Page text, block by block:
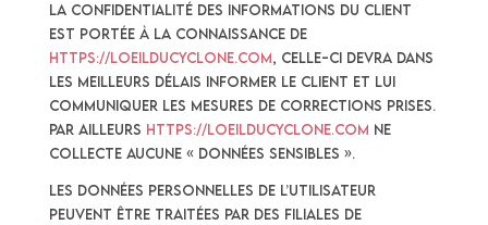
la confidentialité des Informations du Client
est portée à la connaissance de
https://loeilducyclone.com, celle-ci devra dans
les meilleurs délais informer le Client et lui
communiquer les mesures de corrections prises.
Par ailleurs https://loeilducyclone.com ne
collecte aucune « données sensibles ».
Les Données Personnelles de l’Utilisateur
peuvent être traitées par des filiales de